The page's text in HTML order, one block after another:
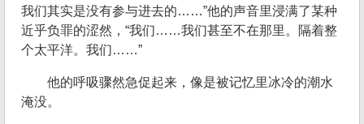
我们其实是没有参与进去的……”他的声音里浸满了某种
近乎负罪的涩然，“我们……我们甚至不在那里。隔着整
个太平洋。我们……”
他的呼吸骤然急促起来，像是被记忆里冰冷的潮水
淹没。